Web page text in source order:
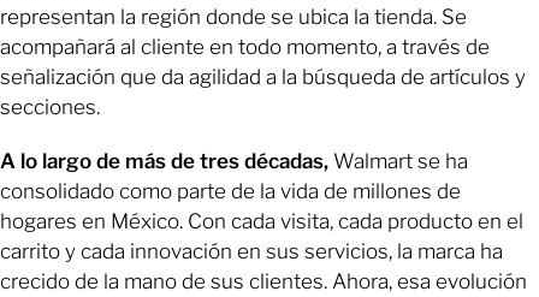
representan la región donde se ubica la tienda. Se
acompañará al cliente en todo momento, a través de
señalización que da agilidad a la búsqueda de artículos y
secciones.
A lo largo de más de tres décadas, Walmart se ha
consolidado como parte de la vida de millones de
hogares en México. Con cada visita, cada producto en el
carrito y cada innovación en sus servicios, la marca ha
crecido de la mano de sus clientes. Ahora, esa evolución